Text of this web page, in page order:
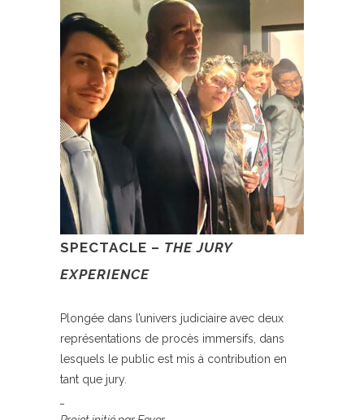
SPECTACLE – THE JURY
EXPERIENCE
Plongée dans l’univers judiciaire avec deux
représentations de procès immersifs, dans
lesquels le public est mis à contribution en
tant que jury.